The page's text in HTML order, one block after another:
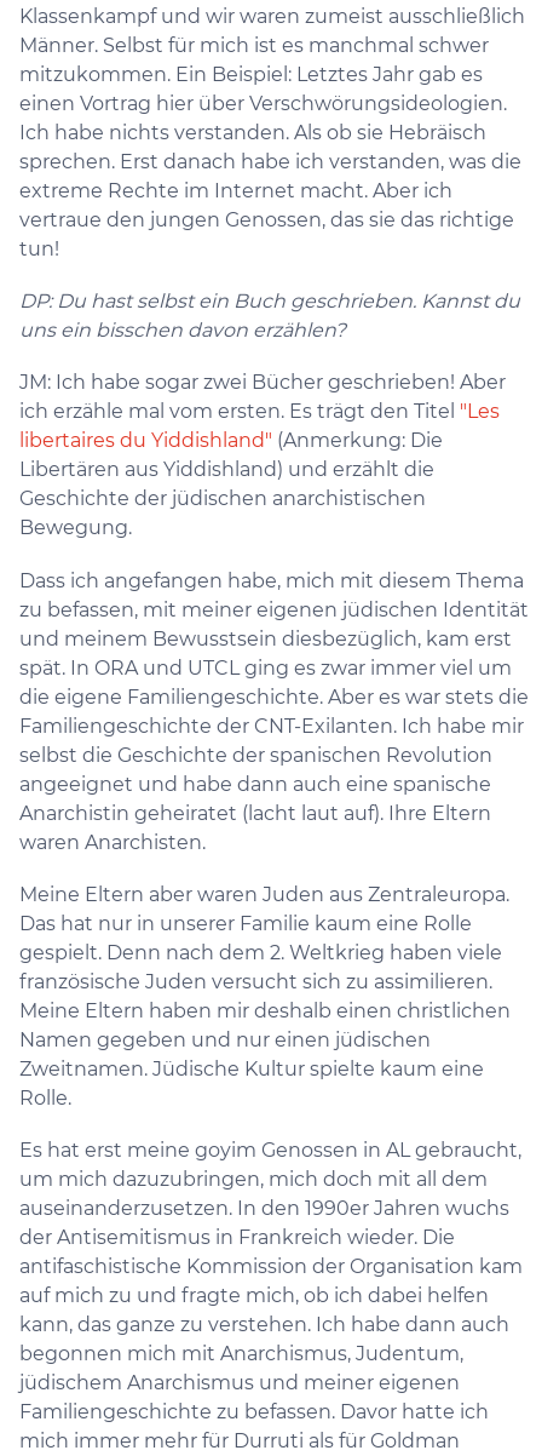
Klassenkampf und wir waren zumeist ausschließlich
Männer. Selbst für mich ist es manchmal schwer
mitzukommen. Ein Beispiel: Letztes Jahr gab es
einen Vortrag hier über Verschwörungsideologien.
Ich habe nichts verstanden. Als ob sie Hebräisch
sprechen. Erst danach habe ich verstanden, was die
extreme Rechte im Internet macht. Aber ich
vertraue den jungen Genossen, das sie das richtige
tun!
DP: Du hast selbst ein Buch geschrieben. Kannst du
uns ein bisschen davon erzählen?
JM: Ich habe sogar zwei Bücher geschrieben! Aber
ich erzähle mal vom ersten. Es trägt den Titel "Les
libertaires du Yiddishland" (Anmerkung: Die
Libertären aus Yiddishland) und erzählt die
Geschichte der jüdischen anarchistischen
Bewegung.
Dass ich angefangen habe, mich mit diesem Thema
zu befassen, mit meiner eigenen jüdischen Identität
und meinem Bewusstsein diesbezüglich, kam erst
spät. In ORA und UTCL ging es zwar immer viel um
die eigene Familiengeschichte. Aber es war stets die
Familiengeschichte der CNT-Exilanten. Ich habe mir
selbst die Geschichte der spanischen Revolution
angeeignet und habe dann auch eine spanische
Anarchistin geheiratet (lacht laut auf). Ihre Eltern
waren Anarchisten.
Meine Eltern aber waren Juden aus Zentraleuropa.
Das hat nur in unserer Familie kaum eine Rolle
gespielt. Denn nach dem 2. Weltkrieg haben viele
französische Juden versucht sich zu assimilieren.
Meine Eltern haben mir deshalb einen christlichen
Namen gegeben und nur einen jüdischen
Zweitnamen. Jüdische Kultur spielte kaum eine
Rolle.
Es hat erst meine goyim Genossen in AL gebraucht,
um mich dazuzubringen, mich doch mit all dem
auseinanderzusetzen. In den 1990er Jahren wuchs
der Antisemitismus in Frankreich wieder. Die
antifaschistische Kommission der Organisation kam
auf mich zu und fragte mich, ob ich dabei helfen
kann, das ganze zu verstehen. Ich habe dann auch
begonnen mich mit Anarchismus, Judentum,
jüdischem Anarchismus und meiner eigenen
Familiengeschichte zu befassen. Davor hatte ich
mich immer mehr für Durruti als für Goldman